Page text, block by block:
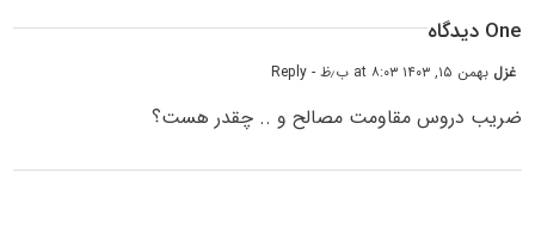
One دیدگاه
غزل بهمن ۱۵, ۱۴۰۳ at ۸:۰۳ ب٫ظ - Reply
ضریب دروس مقاومت مصالح و .. چقدر هست؟